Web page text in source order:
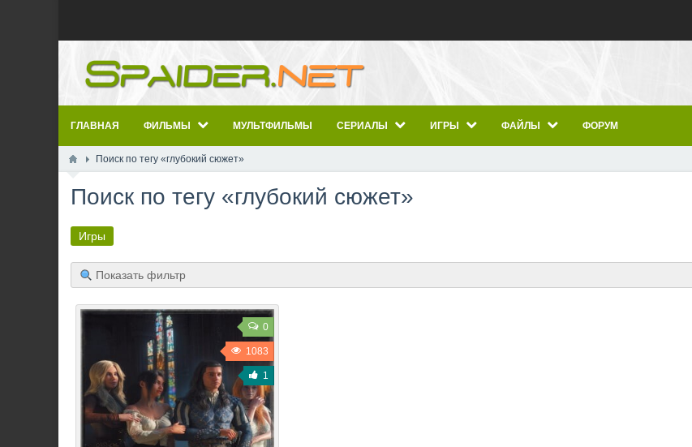
ГЛАВНАЯ ФИЛЬМЫ МУЛЬТФИЛЬМЫ СЕРИАЛЫ ИГРЫ ФАЙЛЫ ФОРУМ
Поиск по тегу «глубокий сюжет»
Поиск по тегу «глубокий сюжет»
Игры
Показать фильтр
0
1083
1